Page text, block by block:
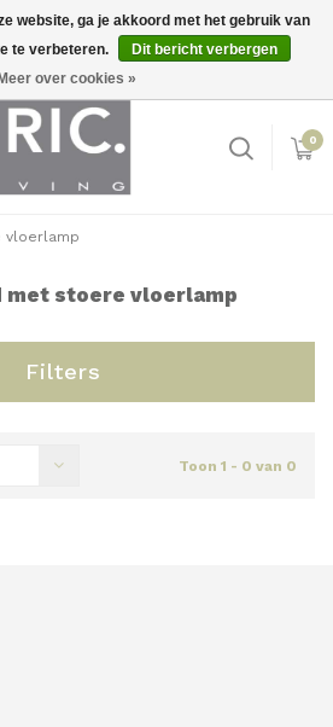
Inloggen
0
vloerlamp
met stoere vloerlamp
Filters
Toon 1 - 0 van 0
website, ga je akkoord met het gebruik van
te verbeteren.
Dit bericht verbergen
Meer over cookies »